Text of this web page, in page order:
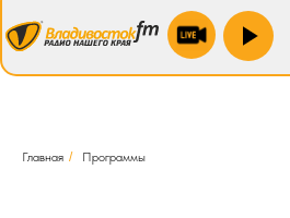
Находка 100.9 fm
Новожатково 103.5 fm
Спасск 106.2 fm
Главная / Программы